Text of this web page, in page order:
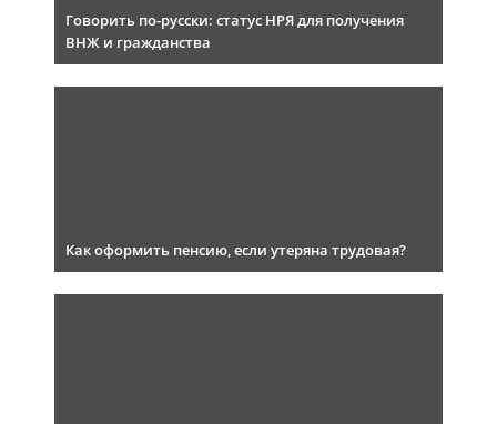
Говорить по-русски: статус НРЯ для получения
ВНЖ и гражданства
Как оформить пенсию, если утеряна трудовая?